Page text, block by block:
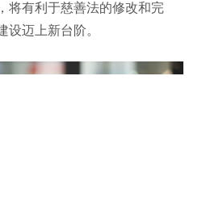
将有利于慈善法的修改和完
设迈上新台阶。